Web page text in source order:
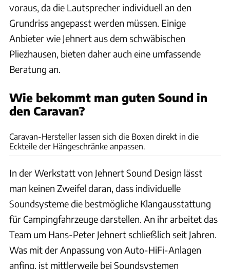
voraus, da die Lautsprecher individuell an den
Grundriss angepasst werden müssen. Einige
Anbieter wie Jehnert aus dem schwäbischen
Pliezhausen, bieten daher auch eine umfassende
Beratung an.
Wie bekommt man guten Sound in
den Caravan?
Caravan-Hersteller lassen sich die Boxen direkt in die
Eckteile der Hängeschränke anpassen.
In der Werkstatt von Jehnert Sound Design lässt
man keinen Zweifel daran, dass individuelle
Soundsysteme die bestmögliche Klangausstattung
für Campingfahrzeuge darstellen. An ihr arbeitet das
Team um Hans-Peter Jehnert schließlich seit Jahren.
Was mit der Anpassung von Auto-HiFi-Anlagen
anfing, ist mittlerweile bei Soundsystemen